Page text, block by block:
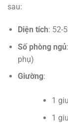
sau:
Diện tích: 52-
Số phòng ngủ
phụ)
Giường:
1
1